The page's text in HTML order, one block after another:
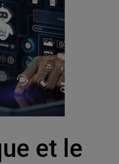
et le